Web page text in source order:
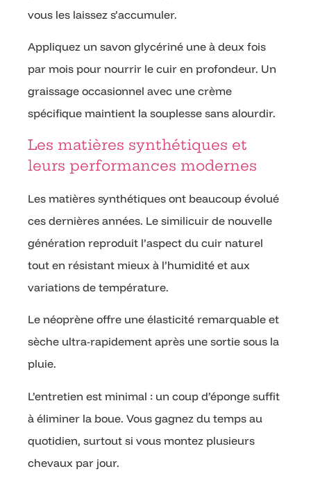
vous les laissez s’accumuler.
Appliquez un savon glycériné une à deux fois
par mois pour nourrir le cuir en profondeur. Un
graissage occasionnel avec une crème
spécifique maintient la souplesse sans alourdir.
Les matières synthétiques et
leurs performances modernes
Les matières synthétiques ont beaucoup évolué
ces dernières années. Le similicuir de nouvelle
génération reproduit l’aspect du cuir naturel
tout en résistant mieux à l’humidité et aux
variations de température.
Le néoprène offre une élasticité remarquable et
sèche ultra-rapidement après une sortie sous la
pluie.
L’entretien est minimal : un coup d’éponge suffit
à éliminer la boue. Vous gagnez du temps au
quotidien, surtout si vous montez plusieurs
chevaux par jour.